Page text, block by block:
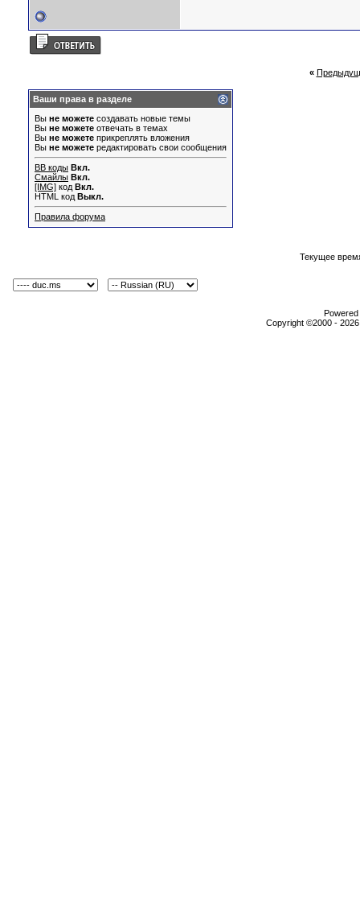
«
Ваши права в разделе
Вы не можете создавать новые темы
Вы не можете отвечать в темах
Вы не можете прикреплять вложения
Вы не можете редактировать свои сообщения
BB коды Вкл.
Смайлы Вкл.
[IMG] код Вкл.
HTML код Выкл.
Правила форума
Текущее
Copyright ©2000 -